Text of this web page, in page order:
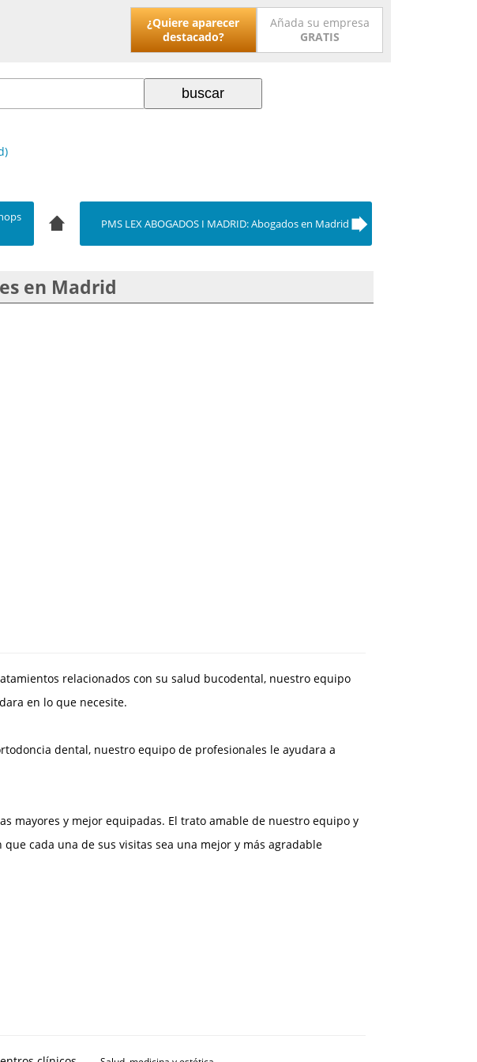
¿Quiere aparecer
destacado?
Añada su empresa
GRATIS
PMS LEX ABOGADOS I MADRID: Abogados en Madrid
en Madrid
relacionados con su salud bucodental, nuestro equipo
en lo que necesite.
dental, nuestro equipo de profesionales le ayudara a
mayores y mejor equipadas. El trato amable de nuestro equipo y
cada una de sus visitas sea una mejor y más agradable